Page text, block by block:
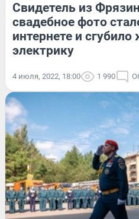
Свидетель из
свадебное фото
интернете и
электрику
4 июля, 2022, 18:00 1 990